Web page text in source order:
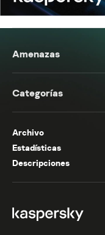
Amenazas
Categorías
Archivo
Estadísticas
Descripciones